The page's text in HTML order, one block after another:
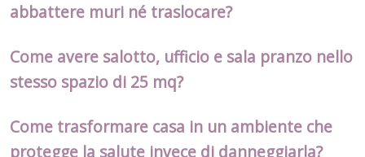
abbattere muri né traslocare?
Come avere salotto, ufficio e sala pranzo nello
stesso spazio di 25 mq?
Come trasformare casa in un ambiente che
protegge la salute invece di danneggiarla?